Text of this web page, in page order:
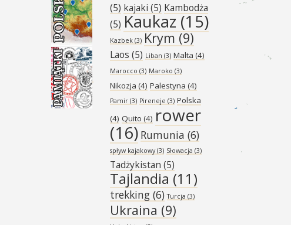
(5) kajaki (5) Kambodża
(5) Kaukaz(15)
Kazbek (3) Krym(9)
Laos (5) Liban (3) Malta (4)
Marocco (3) Maroko (3)
Nikozja (4) Palestyna (4)
Pamir (3) Pireneje (3) Polska
(4) Quito (4) rower
(16) Rumunia (6)
spływ kajakowy(3) Słowacja (3)
Tadżykistan (5)
Tajlandia (11)
trekking (6) Turcja (3)
Ukraina (9)